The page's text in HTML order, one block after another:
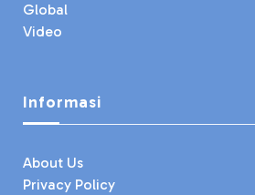
Global
Video
Informasi
About Us
Privacy Policy